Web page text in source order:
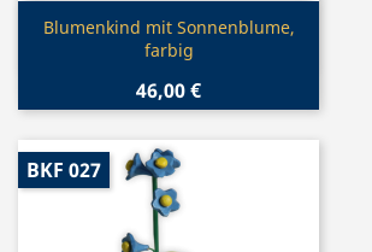
Vorschau
Blumenkind mit Sonnenblume,
farbig
46,00 €
BKF 027